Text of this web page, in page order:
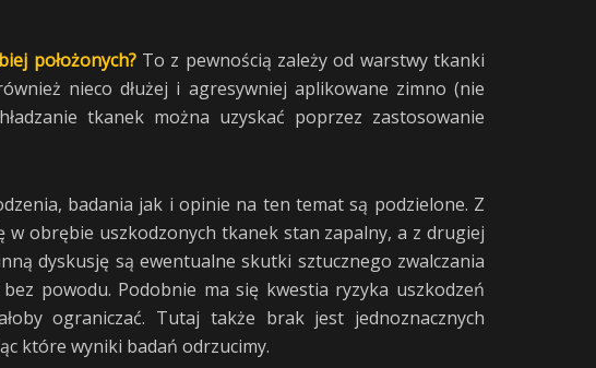
położonych?To z pewnością zależy od warstwy tkanki
nieco dłużej i agresywniej aplikowane zimno (nie
tkanek można uzyskać poprzez zastosowanie
badania jak i opinie na ten temat są podzielone. Z
w obrębie uszkodzonych tkanek stan zapalny, a z drugiej
dyskusję są ewentualne skutki sztucznego zwalczania
powodu. Podobnie ma się kwestia ryzyka uszkodzeń
ograniczać. Tutaj także brak jest jednoznacznych
które wyniki badań odrzucimy.